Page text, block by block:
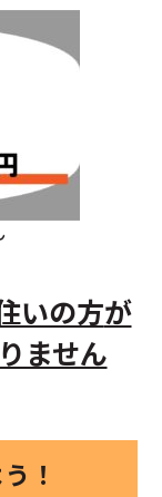
いの方が
ません
！